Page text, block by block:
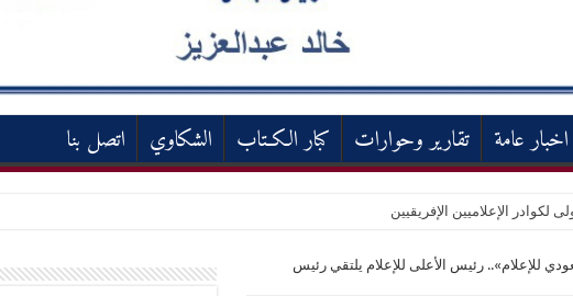
اخبار عامة تقارير وحوارات كبار الكـتاب الشكاوي اتصل بنا
لكوادر الإعلاميين الإفريقيين
للإعلام».. رئيس الأعلى للإعلام يلتقي رئيس